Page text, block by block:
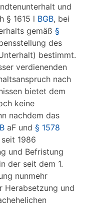
und
§ 1615 l BGB, bei
gemäß §
des
bestimmt.
verdienenden
nach
bietet dem
keine
nachdem das
aF und § 1578
1986
und Befristung
in der seit dem 1.
nunmehr
Herabsetzung und